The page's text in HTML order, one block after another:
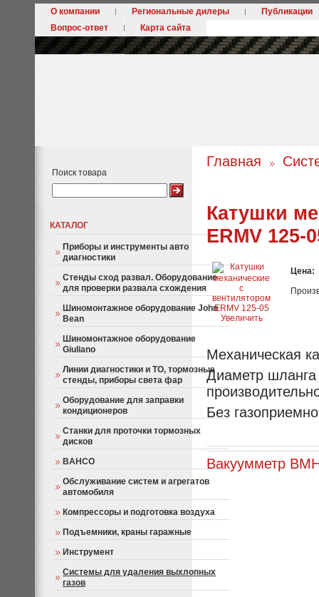
О компании Региональные дилеры
Публикации
Вопрос-ответ
Карта сайта
Поиск товара
КАТАЛОГ
Приборы и инструменты авто
диагностики
Стенды сход развал. Оборудование
для проверки развала схождения
Шиномонтажное оборудование John
Bean
Шиномонтажное оборудование
Giuliano
Линии диагностики и ТО, тормозные
стенды, приборы света фар
Оборудование для заправки
кондиционеров
Станки для проточки тормозных
дисков
BAHCO
Обслуживание систем и агрегатов
автомобиля
Компрессоры и подготовка воздуха
Подъемники, краны гаражные
Инструмент
Системы для удаления выхлопных
газов
Главная
Катушки
ERMV 125-
Увеличить
Цена:
Механическая
Диаметр
Без
Вакуумметр ВМ